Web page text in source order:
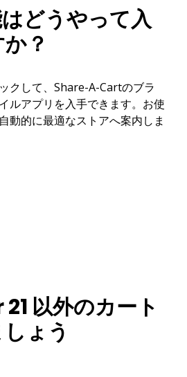
どうやって入
？
クして、Share-A-Cartのブラ
ルアプリを入手できます。お使
動的に最適なストアへ案内しま
以外のカート
ょう